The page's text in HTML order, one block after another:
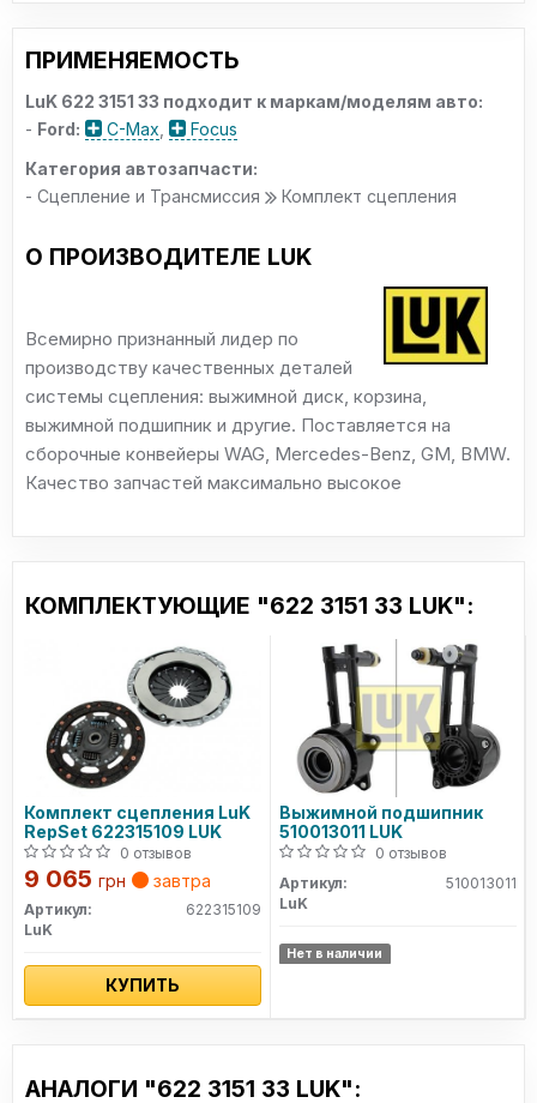
ПРИМЕНЯЕМОСТЬ
LuK 622 3151 33 подходит к маркам/моделям авто:
- Ford: C-Max
Focus
Категория автозапчасти:
- Сцепление и Трансмиссия
Комплект сцепления
О ПРОИЗВОДИТЕЛЕ LUK
Всемирно признанный лидер по
производству качественных деталей
системы сцепления: выжимной диск, корзина,
выжимной подшипник и другие. Поставляется на
сборочные конвейеры WAG, Mercedes-Benz, GM, BMW.
Качество запчастей максимально высокое
КОМПЛЕКТУЮЩИЕ "622 3151 33 LUK":
Комплект сцепления LuK
RepSet 622315109 LUK
0 отзывов
9 065 грн завтра
Артикул:
622315109
LuK
КУПИТЬ
Выжимной подшипник
510013011 LUK
0 отзывов
Артикул:
510013011
LuK
Нет в наличии
АНАЛОГИ "622 3151 33 LUK":